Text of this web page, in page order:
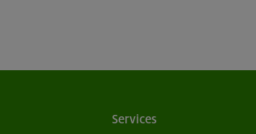
Services